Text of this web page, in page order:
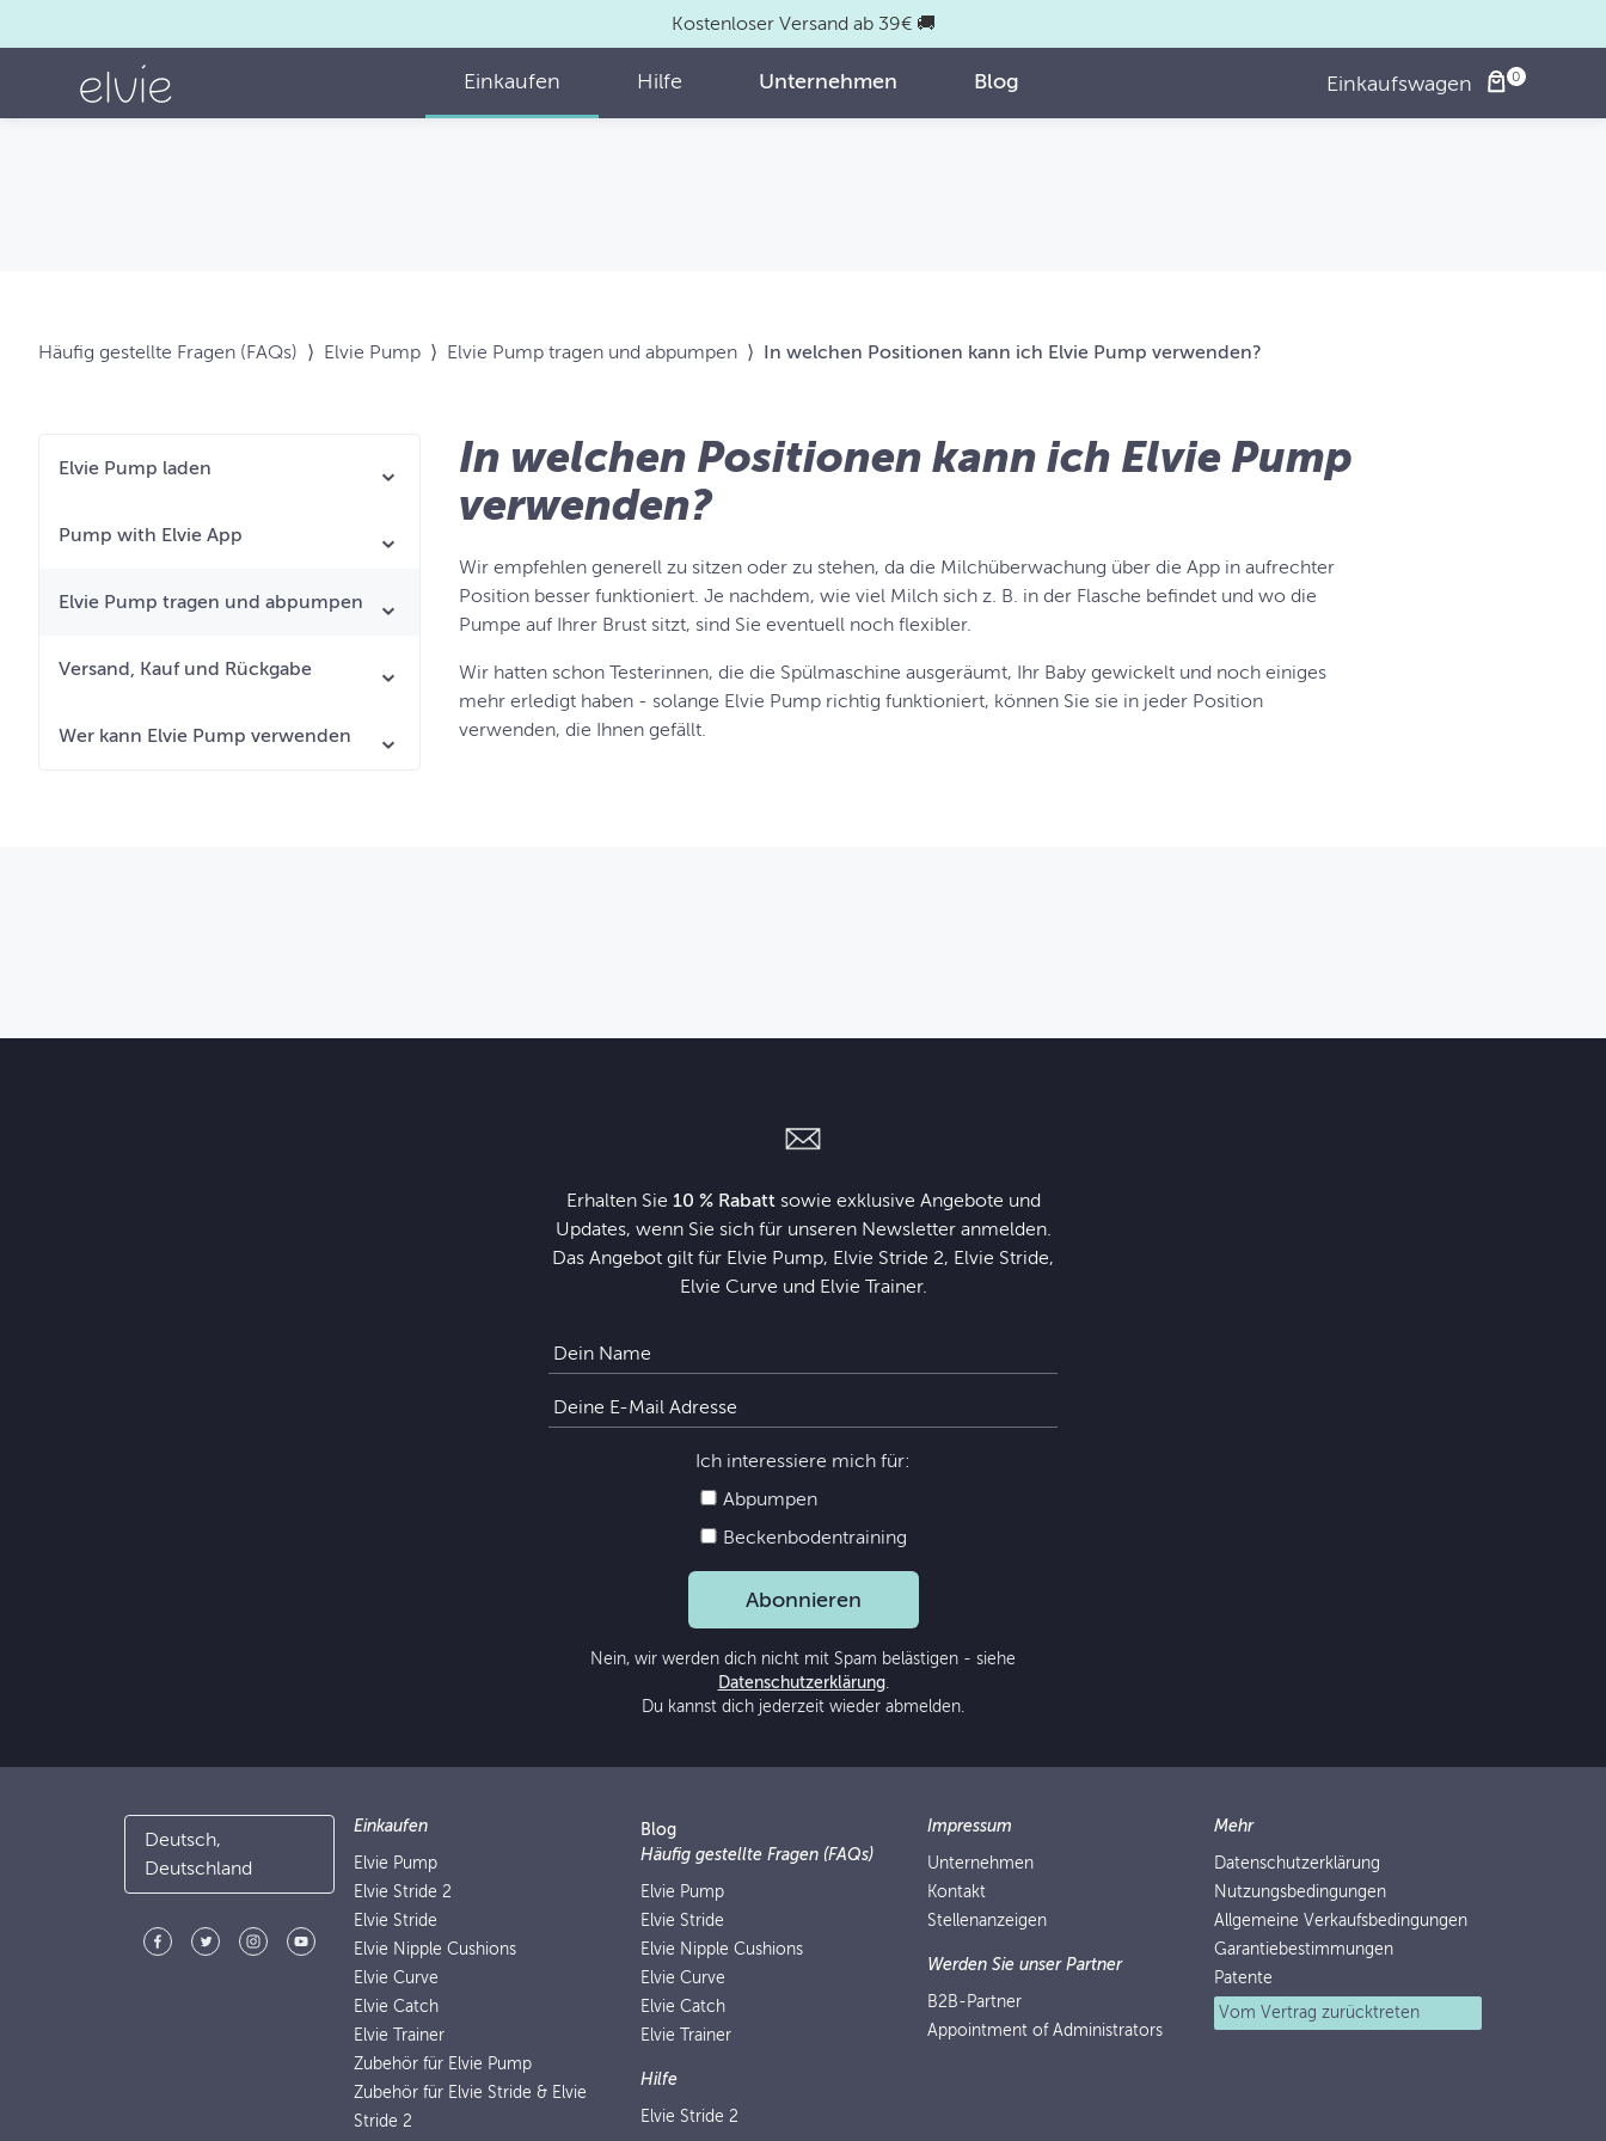
Kostenloser Versand ab 39€ 🚚
Einkaufen Hilfe Unternehmen Blog Einkaufswagen
Häufig gestellte Fragen (FAQs) ⟩ Elvie Pump ⟩ Elvie Pump tragen und abpumpen ⟩ In welchen Positionen kann ich Elvie Pump verwenden?
Elvie Pump laden
Pump with Elvie App
Elvie Pump tragen und abpumpen
Versand, Kauf und Rückgabe
Wer kann Elvie Pump verwenden
In welchen Positionen kann ich Elvie Pump
verwenden?
Wir empfehlen generell zu sitzen oder zu stehen, da die Milchüberwachung über die App in aufrechter
Position besser funktioniert. Je nachdem, wie viel Milch sich z. B. in der Flasche befindet und wo die
Pumpe auf Ihrer Brust sitzt, sind Sie eventuell noch flexibler.
Wir hatten schon Testerinnen, die die Spülmaschine ausgeräumt, Ihr Baby gewickelt und noch einiges
mehr erledigt haben - solange Elvie Pump richtig funktioniert, können Sie sie in jeder Position
verwenden, die Ihnen gefällt.
Erhalten Sie 10 % Rabattsowie exklusive Angebote und
Updates, wenn Sie sich für unseren Newsletter anmelden.
Das Angebot gilt für Elvie Pump, Elvie Stride 2, Elvie Stride,
Elvie Curve und Elvie Trainer.
Ich interessiere mich für:
Abpumpen
Beckenbodentraining
Abonnieren
Nein, wir werden dich nicht mit Spam belästigen - siehe
Datenschutzerklärung.
Du kannst dich jederzeit wieder abmelden.
Deutsch,
Deutschland
Einkaufen
Elvie Pump
Elvie Stride 2
Elvie Stride
Elvie Nipple Cushions
Elvie Curve
Elvie Catch
Elvie Trainer
Zubehör für Elvie Pump
Zubehör für Elvie Stride & Elvie
Stride 2
Blog
Häufig gestellte Fragen (FAQs)
Elvie Pump
Elvie Stride
Elvie Nipple Cushions
Elvie Curve
Elvie Catch
Elvie Trainer
Hilfe
Elvie Stride 2
Impressum
Unternehmen
Kontakt
Stellenanzeigen
Werden Sie unser Partner
B2B-Partner
Appointment of Administrators
Mehr
Datenschutzerklärung
Nutzungsbedingungen
Allgemeine Verkaufsbedingungen
Garantiebestimmungen
Patente
Vom Vertrag zurücktreten